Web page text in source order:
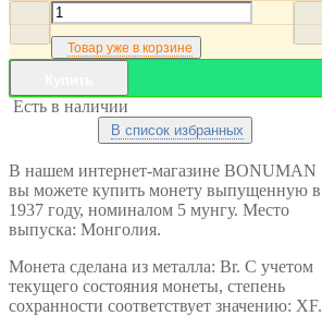
Товар уже в корзине
Есть в наличии
В список избранных
В нашем интернет-магазине BONUMAN
вы можете купить монету выпущенную в
1937 году, номиналом 5 мунгу. Место
выпуска: Монголия.
Монета сделана из металла: Br. С учетом
текущего состояния монеты, степень
сохранности соответствует значению: XF.